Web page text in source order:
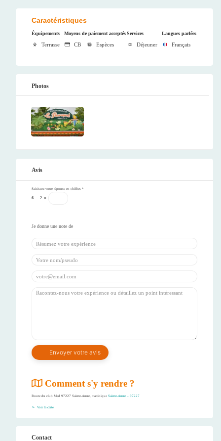
Caractéristiques
Équipements
Terrasse
Moyens de paiement acceptés
CB Espèces
Services
Déjeuner
Langues parlées
Français
Photos
Avis
Saisissez votre réponse en chiffres *
6 − 2 =
Comment s'y rendre ?
Route du club Med 97227 Sainte-Anne, martinique Sainte-Anne – 97227
Voir la carte
Contact